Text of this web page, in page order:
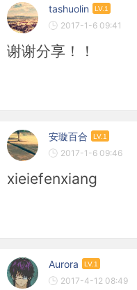
tashuolin LV.1
2017-1-6 09:41
谢谢分享！！
安璇百合 LV.1
2017-1-6 09:46
xieiefenxiang
Aurora LV.1
2017-4-12 08:49